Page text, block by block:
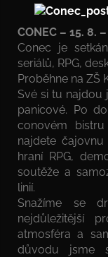
CONEC – 15. 8.
Conec je
seriálů, RPG,
Proběhne na ZŠ
Své si tu najdou
panicové. Po
conovém
najdete
hraní RPG,
soutěže a
linií.
Snažíme se
nejdůležitější
atmosféra a
důvodu jsme